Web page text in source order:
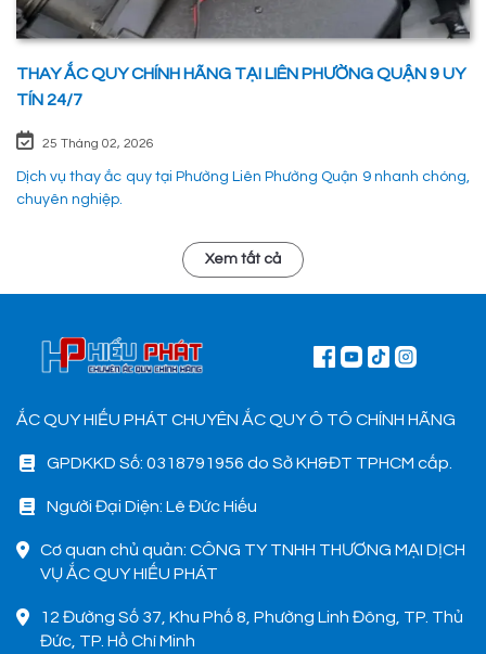
THAY ẮC QUY CHÍNH HÃNG TẠI LIÊN PHƯỜNG QUẬN 9 UY
TÍN 24/7
25 Tháng 02, 2026
Dịch vụ thay ắc quy tại Phường Liên Phường Quận 9 nhanh chóng,
chuyên nghiệp.
Xem tất cả
ẮC QUY HIẾU PHÁT CHUYÊN ẮC QUY Ô TÔ CHÍNH HÃNG
GPDKKD Số: 0318791956 do Sở KH&ĐT TPHCM cấp.
Người Đại Diện: Lê Đức Hiếu
Cơ quan chủ quản: CÔNG TY TNHH THƯƠNG MẠI DỊCH
VỤ ẮC QUY HIẾU PHÁT
12 Đường Số 37, Khu Phố 8, Phường Linh Đông, TP. Thủ
Đức, TP. Hồ Chí Minh